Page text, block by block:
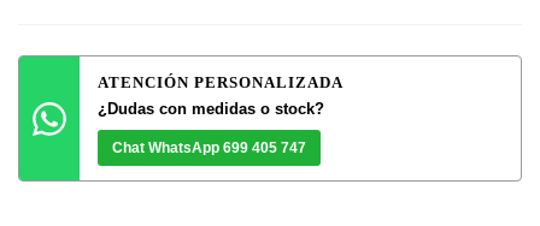
ATENCIÓN PERSONALIZADA
¿Dudas con medidas o stock?
Chat WhatsApp 699 405 747